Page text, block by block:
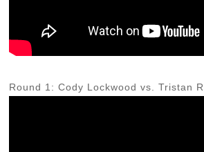
Round 1: Cody Lockwood vs. Tristan